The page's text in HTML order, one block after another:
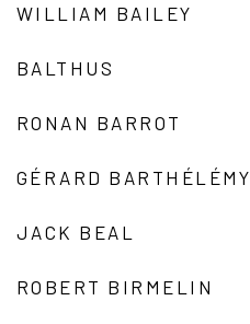
WILLIAM BAILEY
BALTHUS
RONAN BARROT
GÉRARD BARTHÉLÉMY
JACK BEAL
ROBERT BIRMELIN